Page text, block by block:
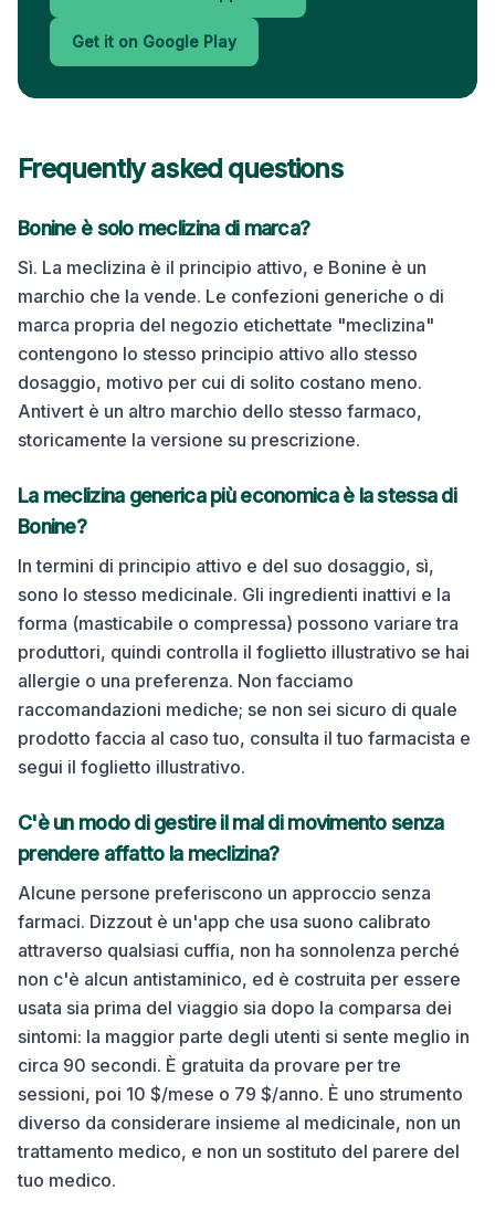
Get it on Google Play
Frequently asked questions
Bonine è solo meclizina di marca?
Sì. La meclizina è il principio attivo, e Bonine è un
marchio che la vende. Le confezioni generiche o di
marca propria del negozio etichettate "meclizina"
contengono lo stesso principio attivo allo stesso
dosaggio, motivo per cui di solito costano meno.
Antivert è un altro marchio dello stesso farmaco,
storicamente la versione su prescrizione.
La meclizina generica più economica è la stessa di
Bonine?
In termini di principio attivo e del suo dosaggio, sì,
sono lo stesso medicinale. Gli ingredienti inattivi e la
forma (masticabile o compressa) possono variare tra
produttori, quindi controlla il foglietto illustrativo se hai
allergie o una preferenza. Non facciamo
raccomandazioni mediche; se non sei sicuro di quale
prodotto faccia al caso tuo, consulta il tuo farmacista e
segui il foglietto illustrativo.
C'è un modo di gestire il mal di movimento senza
prendere affatto la meclizina?
Alcune persone preferiscono un approccio senza
farmaci. Dizzout è un'app che usa suono calibrato
attraverso qualsiasi cuffia, non ha sonnolenza perché
non c'è alcun antistaminico, ed è costruita per essere
usata sia prima del viaggio sia dopo la comparsa dei
sintomi: la maggior parte degli utenti si sente meglio in
circa 90 secondi. È gratuita da provare per tre
sessioni, poi 10 $/mese o 79 $/anno. È uno strumento
diverso da considerare insieme al medicinale, non un
trattamento medico, e non un sostituto del parere del
tuo medico.